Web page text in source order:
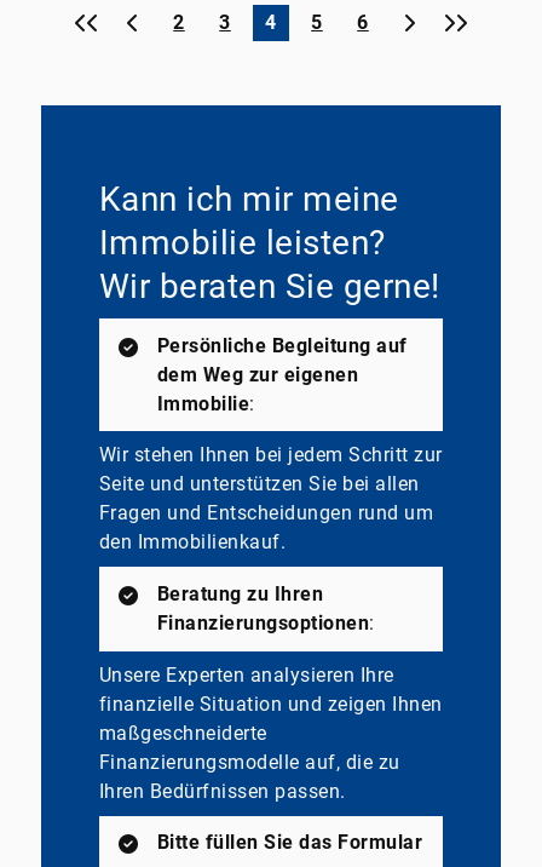
« ‹ 2 3 4 5 6 › »
Kann ich mir meine
Immobilie leisten?
Wir beraten Sie gerne!
Persönliche Begleitung auf
dem Weg zur eigenen
Immobilie:
Wir stehen Ihnen bei jedem Schritt zur
Seite und unterstützen Sie bei allen
Fragen und Entscheidungen rund um
den Immobilienkauf.
Beratung zu Ihren
Finanzierungsoptionen:
Unsere Experten analysieren Ihre
finanzielle Situation und zeigen Ihnen
maßgeschneiderte
Finanzierungsmodelle auf, die zu
Ihren Bedürfnissen passen.
Bitte füllen Sie das Formular